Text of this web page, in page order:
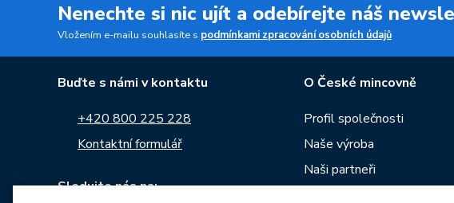
Nenechte si nic ujít a odebírejte náš
Vložením e-mailu souhlasíte s podmínkami zpracování osobních údajů
Buďte s námi v kontaktu
+420 800 225 228
Kontaktní formulář
Sledujte nás na:
O České mincovně
Profil společnosti
Naše výroba
Naši partneři